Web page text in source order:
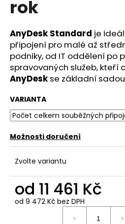
rok
AnyDesk Standard je
připojení pro malé až
podniky, od IT oddělení po
spravovaných služeb, kteří
AnyDesk se základní
VARIANTA
Možnosti doručení
Zvolte variantu
od 11 461 Kč
od 9 472 Kč bez DPH
a
í
t
?
HLEDAT
D
o
p
o